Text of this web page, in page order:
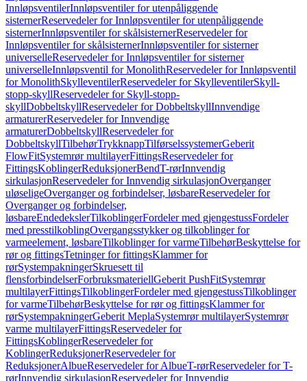
InnløpsventilerInnløpsventiler for utenpåliggende
sisternerReservedeler for Innløpsventiler for utenpåliggende
sisternerInnløpsventiler for skålsisternerReservedeler for
Innløpsventiler for skålsisternerInnløpsventiler for sisterner
universelleReservedeler for Innløpsventiler for sisterner
universelleInnløpsventil for MonolithReservedeler for Innløpsventil
for MonolithSkylleventilerReservedeler for SkylleventilerSkyll-
stopp-skyllReservedeler for Skyll-stopp-
skyllDobbeltskyllReservedeler for DobbeltskyllInnvendige
armaturerReservedeler for Innvendige
armaturerDobbeltskyllReservedeler for
DobbeltskyllTilbehørTrykknappTilførselssystemerGeberit
FlowFitSystemrør multilayerFittingsReservedeler for
FittingsKoblingerReduksjonerBendT-rørInnvendig
sirkulasjonReservedeler for Innvendig sirkulasjonOverganger
uløseligeOverganger og forbindelser, løsbareReservedeler for
Overganger og forbindelser,
løsbareEndedekslerTilkoblingerFordeler med gjengestussFordeler
med presstilkoblingOvergangsstykker og tilkoblinger for
varmeelement, løsbareTilkoblinger for varmeTilbehørBeskyttelse for
rør og fittingsTetninger for fittingsKlammer for
rørSystempakningerSkruesett til
flensforbindelserForbruksmateriellGeberit PushFitSystemrør
multilayerFittingsTilkoblingerFordeler med gjengestussTilkoblinger
for varmeTilbehørBeskyttelse for rør og fittingsKlammer for
rørSystempakningerGeberit MeplaSystemrør multilayerSystemrør
varme multilayerFittingsReservedeler for
FittingsKoblingerReservedeler for
KoblingerReduksjonerReservedeler for
ReduksjonerAlbueReservedeler for AlbueT-rørReservedeler for T-
rørInnvendig sirkulasjonReservedeler for Innvendig